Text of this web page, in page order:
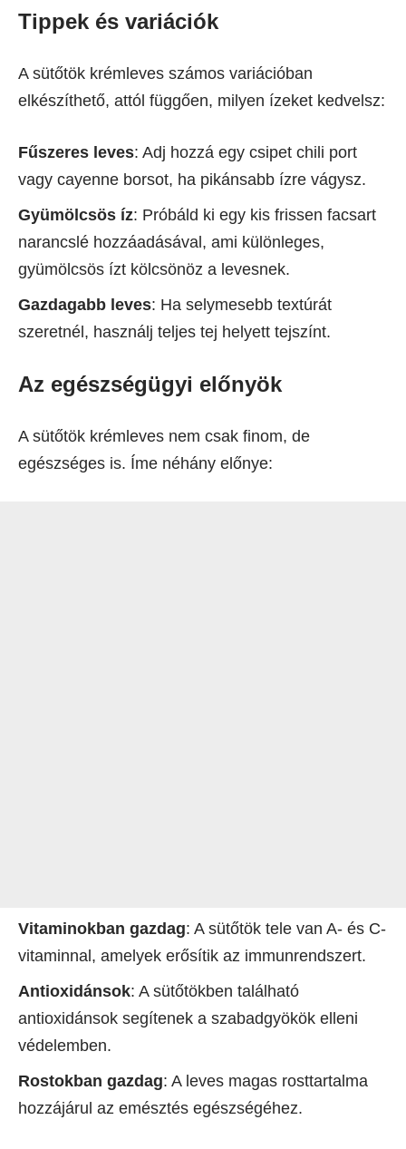
Tippek és variációk
A sütőtök krémleves számos variációban
elkészíthető, attól függően, milyen ízeket kedvelsz:
Fűszeres leves: Adj hozzá egy csipet chili port
vagy cayenne borsot, ha pikánsabb ízre vágysz.
Gyümölcsös íz: Próbáld ki egy kis frissen facsart
narancslé hozzáadásával, ami különleges,
gyümölcsös ízt kölcsönöz a levesnek.
Gazdagabb leves: Ha selymesebb textúrát
szeretnél, használj teljes tej helyett tejszínt.
Az egészségügyi előnyök
A sütőtök krémleves nem csak finom, de
egészséges is. Íme néhány előnye:
Vitaminokban gazdag: A sütőtök tele van A- és C-
vitaminnal, amelyek erősítik az immunrendszert.
Antioxidánsok: A sütőtökben található
antioxidánsok segítenek a szabadgyökök elleni
védelemben.
Rostokban gazdag: A leves magas rosttartalma
hozzájárul az emésztés egészségéhez.